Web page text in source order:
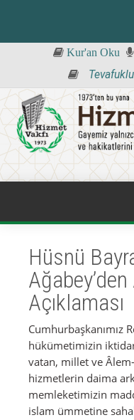
Kur'an Oku
Hüsnü
Açıklaması
Cumhurbaşkanımız
hükümetimizin
vatan, millet ve Âlem-
hizmetlerin daima
memleketimizin
islam ümmetine